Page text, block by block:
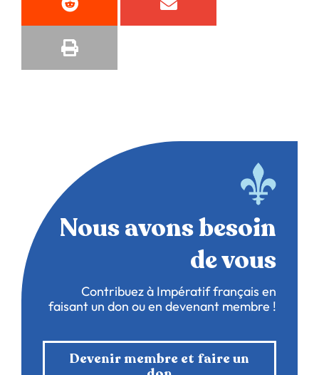
Nous avons besoin
de vous
Contribuez à Impératif français en
faisant un don ou en devenant membre !
Devenir membre et faire un